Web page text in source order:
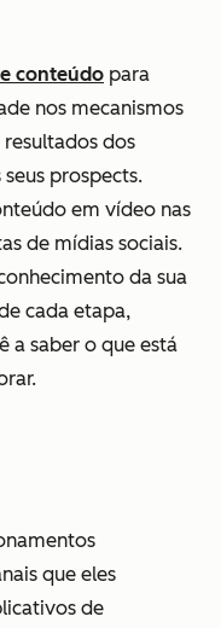
conteúdo para
nos mecanismos
dos
prospects.
em vídeo nas
de mídias sociais.
da sua
cada etapa,
a saber o que está
que eles
de